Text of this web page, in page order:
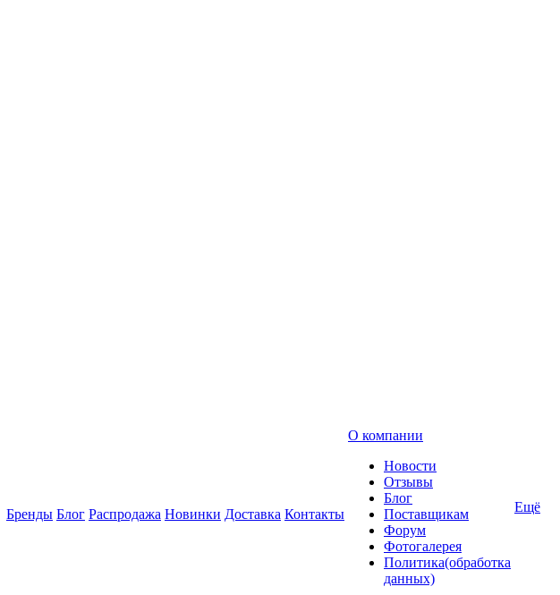
Бренды Блог Распродажа Новинки Доставка Контакты
О компании
Новости
Отзывы
Блог
Поставщикам
Форум
Фотогалерея
Политика(обработка
данных)
Ещё